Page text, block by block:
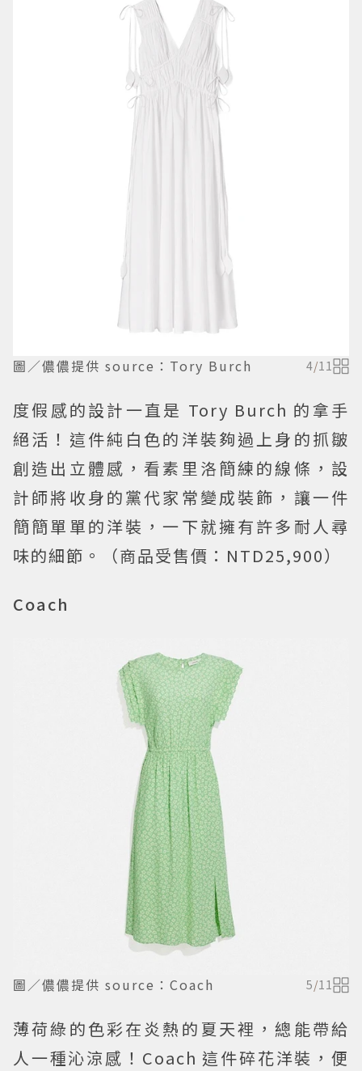
圖／儂儂提供 source：Tory Burch 4/11
度假感的設計一直是 Tory Burch 的拿手
絕活！這件純白色的洋裝夠過上身的抓皺
創造出立體感，看素里洛簡練的線條，設
計師將收身的黨代家常變成裝飾，讓一件
簡簡單單的洋裝，一下就擁有許多耐人尋
味的細節。（商品受售價：NTD25,900）
Coach
圖／儂儂提供 source：Coach 5/11
薄荷綠的色彩在炎熱的夏天裡，總能帶給
人一種沁涼感！Coach 這件碎花洋裝，便